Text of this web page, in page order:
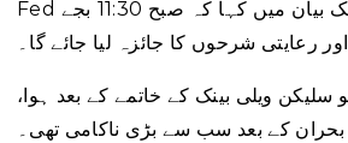
Fed نے ایک بیان میں کہا کہ صبح 11:30 بجے (0330 GMT) سے ہونے والی میٹنگ میں بنیادی طور پر فیڈرل
شرحوں کا جائزہ لیا جائے گا۔
ویلی بینک کے خاتمے کے بعد ہوا،